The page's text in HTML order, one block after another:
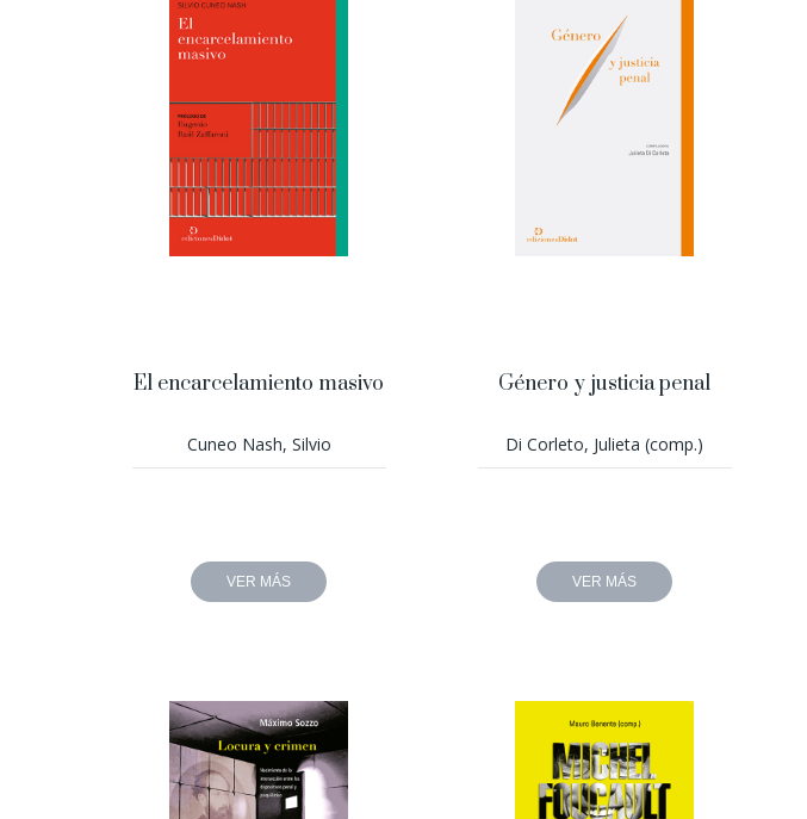
El encarcelamiento masivo
Cuneo Nash, Silvio
VER MÁS
Género y justicia penal
Di Corleto, Julieta (comp.)
VER MÁS